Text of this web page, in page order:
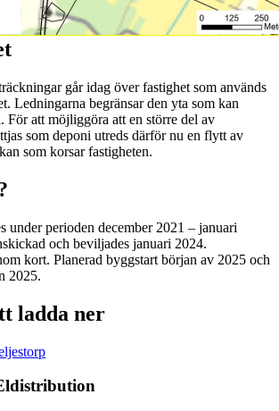
går idag över fastighet som används
Ledningarna begränsar den yta som kan
För att möjliggöra att en större del av
som deponi utreds därför nu en flytt av
som korsar fastigheten.
under perioden december 2021 – januari
och beviljades januari 2024.
kort. Planerad byggstart början av 2025 och
2025.
ladda ner